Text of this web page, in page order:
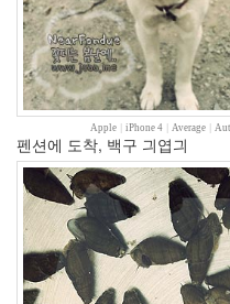
Apple| iPhone 4| Average|
펜션에 도착, 백구 긔엽긔
월
22
2006
년
11
23
2006
년
12
월
14
2007